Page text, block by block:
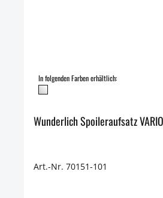
In folgenden Farben erhältlich:
Wunderlich Spoileraufsatz
Art.-Nr. 70151-101